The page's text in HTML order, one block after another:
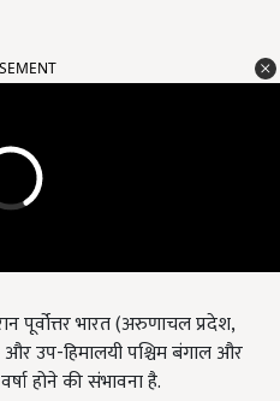
पूर्वोत्तर भारत (अरुणाचल प्रदेश,
उप-हिमालयी पश्चिम बंगाल और
होने की संभावना है.